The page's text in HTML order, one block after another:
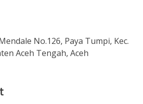
No.126, Paya Tumpi, Kec.
Aceh Tengah, Aceh